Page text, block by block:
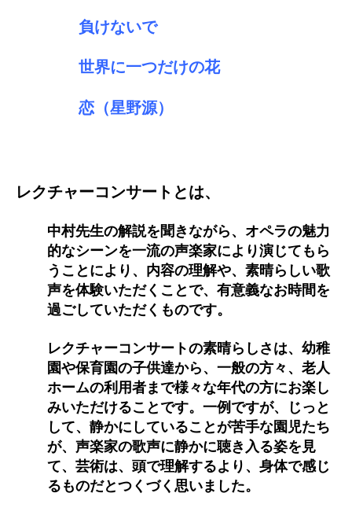
負けないで
世界に一つだけの花
恋（星野源）
レクチャーコンサートとは、
中村先生の解説を聞きながら、オペラの魅力
的なシーンを一流の声楽家により演じてもら
うことにより、内容の理解や、素晴らしい歌
声を体験いただくことで、有意義なお時間を
過ごしていただくものです。
レクチャーコンサートの素晴らしさは、幼稚
園や保育園の子供達から、一般の方々、老人
ホームの利用者まで様々な年代の方にお楽し
みいただけることです。一例ですが、じっと
して、静かにしていることが苦手な園児たち
が、声楽家の歌声に静かに聴き入る姿を見
て、芸術は、頭で理解するより、身体で感じ
るものだとつくづく思いました。